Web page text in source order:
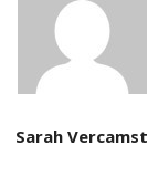
Sarah Vercamst